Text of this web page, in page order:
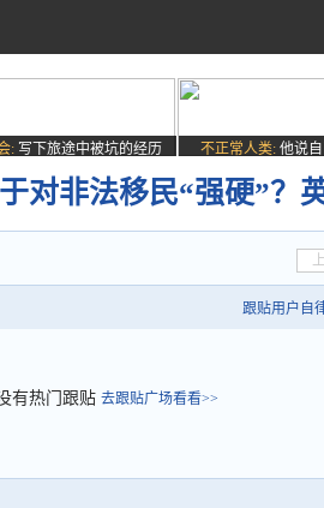
: 写下旅途中被坑的经历 不正常人类: 他说
对非法移民“强硬”？
跟贴用户自
有热门跟贴 去跟贴广场看看>>